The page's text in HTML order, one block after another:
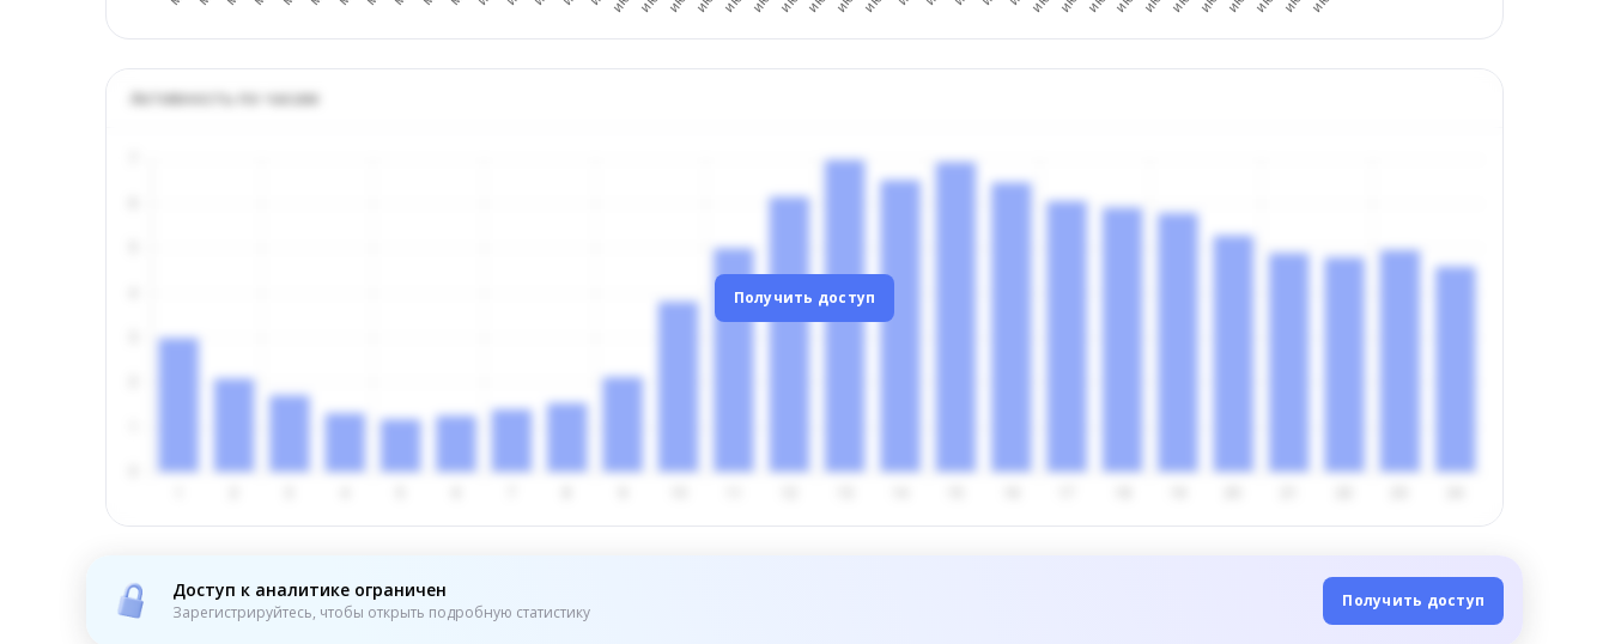
Активность по часам
Получить доступ
Доступ к аналитике ограничен
Зарегистрируйтесь, чтобы открыть подробную статистику
Получить доступ